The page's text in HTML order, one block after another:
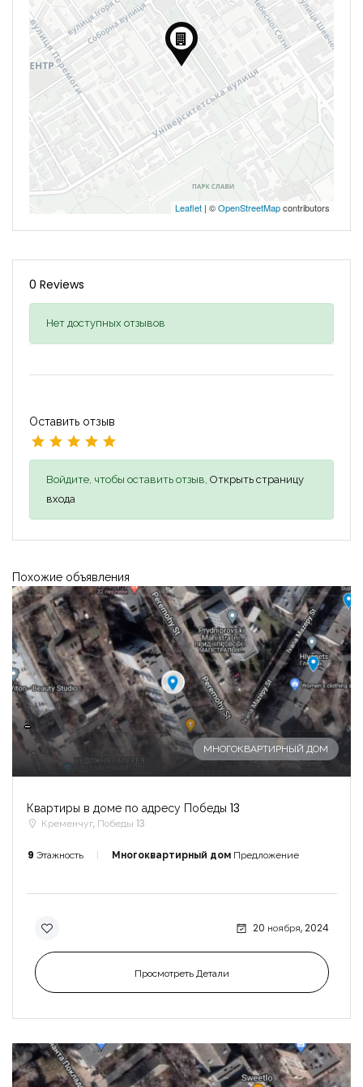
Leaflet | ©OpenStreetMapcontributors
0 Reviews
Нет доступных отзывов
Оставить отзыв
Войдите, чтобы оставить отзыв, Открыть страницу
входа
Похожие объявления
-
МНОГОКВАРТИРНЫЙ ДОМ
Квартиры в доме по адресу Победы 13
Кременчуг, Победы 13
9 Этажность Многоквартирный дом Предложение
20 ноября, 2024
Просмотреть Детали